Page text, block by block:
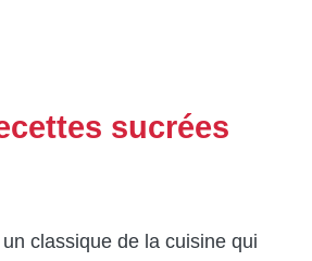
sucrées
classique de la cuisine qui